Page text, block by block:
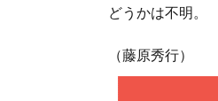
どうかは不明。
（藤原秀行）